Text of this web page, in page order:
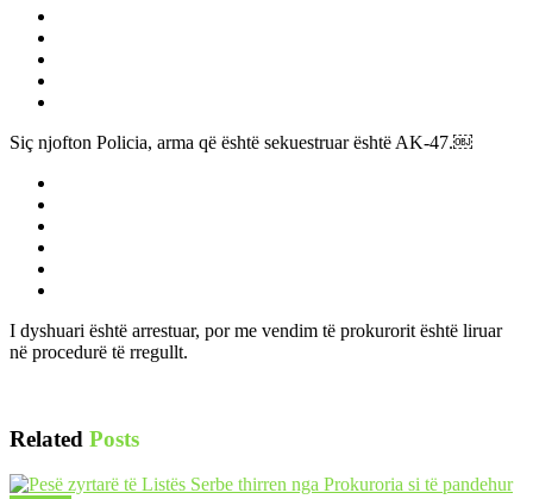
Siç njofton Policia, arma që është sekuestruar është AK-47.￼
I dyshuari është arrestuar, por me vendim të prokurorit është liruar
në procedurë të rregullt.
Related Posts